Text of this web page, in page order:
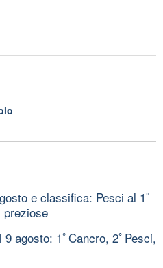
e classifica: Pesci al 1ﾟ
preziose
agosto: 1ﾟCancro, 2ﾟPesci,